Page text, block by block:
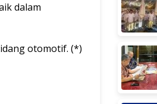
dalam
otomotif. (*)